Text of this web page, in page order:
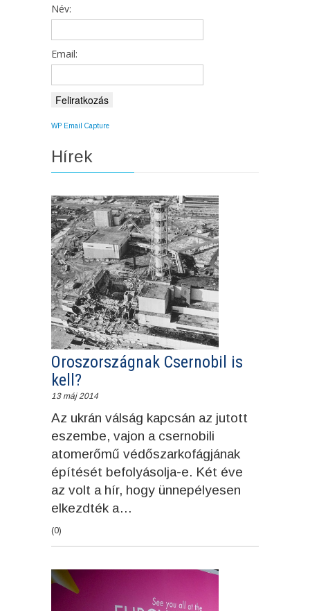
Név:
Email:
WP Email Capture
Hírek
Oroszországnak Csernobil is
kell?
13 máj 2014
Az ukrán válság kapcsán az jutott
eszembe, vajon a csernobili
atomerőmű védőszarkofágjának
építését befolyásolja-e. Két éve
az volt a hír, hogy ünnepélyesen
elkezdték a…
(0)